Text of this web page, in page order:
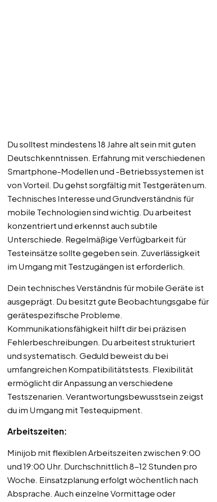
Du solltest mindestens 18 Jahre alt sein mit guten
Deutschkenntnissen. Erfahrung mit verschiedenen
Smartphone-Modellen und -Betriebssystemen ist
von Vorteil. Du gehst sorgfältig mit Testgeräten um.
Technisches Interesse und Grundverständnis für
mobile Technologien sind wichtig. Du arbeitest
konzentriert und erkennst auch subtile
Unterschiede. Regelmäßige Verfügbarkeit für
Testeinsätze sollte gegeben sein. Zuverlässigkeit
im Umgang mit Testzugängen ist erforderlich.
Dein technisches Verständnis für mobile Geräte ist
ausgeprägt. Du besitzt gute Beobachtungsgabe für
gerätespezifische Probleme.
Kommunikationsfähigkeit hilft dir bei präzisen
Fehlerbeschreibungen. Du arbeitest strukturiert
und systematisch. Geduld beweist du bei
umfangreichen Kompatibilitätstests. Flexibilität
ermöglicht dir Anpassung an verschiedene
Testszenarien. Verantwortungsbewusstsein zeigst
du im Umgang mit Testequipment.
Arbeitszeiten:
Minijob mit flexiblen Arbeitszeiten zwischen 9:00
und 19:00 Uhr. Durchschnittlich 8-12 Stunden pro
Woche. Einsatzplanung erfolgt wöchentlich nach
Absprache. Auch einzelne Vormittage oder